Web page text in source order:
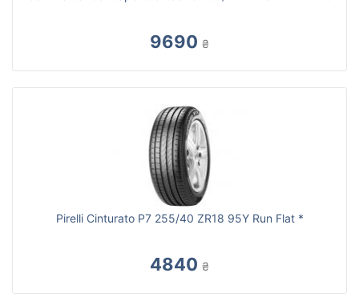
9690 ₴
Pirelli Cinturato P7 255/40 ZR18 95Y Run Flat *
4840 ₴